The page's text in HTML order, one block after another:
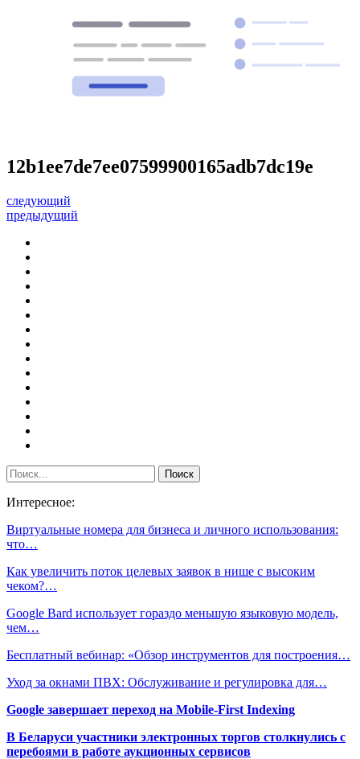
12b1ee7de7ee07599900165adb7dc19e
следующий
предыдущий
Интересное:
Виртуальные номера для бизнеса и личного использования:
что…
Как увеличить поток целевых заявок в нише с высоким
чеком?…
Google Bard использует гораздо меньшую языковую модель,
чем…
Бесплатный вебинар: «Обзор инструментов для построения…
Уход за окнами ПВХ: Обслуживание и регулировка для…
Google завершает переход на Mobile-First Indexing
В Беларуси участники электронных торгов столкнулись с
перебоями в работе аукционных сервисов